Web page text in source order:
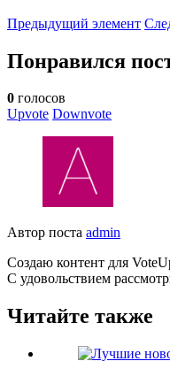
Предыдущий элемент
Понравился
0 голосов
Upvote Downvote
Автор поста admin
Создаю контент для
С удовольствием
Читайте также